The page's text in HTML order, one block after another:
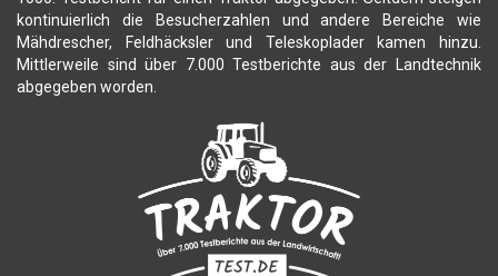
kontinuierlich die Besucherzahlen und andere Bereiche wie
Mähdrescher, Feldhäcksler und Teleskoplader kamen hinzu.
Mittlerweile sind über 7.000 Testberichte aus der Landtechnik
abgegeben worden.